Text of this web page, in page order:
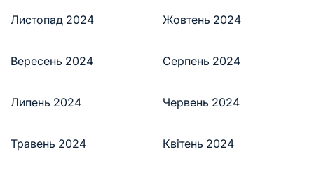
Листопад 2024 Жовтень 2024
Вересень 2024 Серпень 2024
Липень 2024 Червень 2024
Травень 2024 Квітень 2024